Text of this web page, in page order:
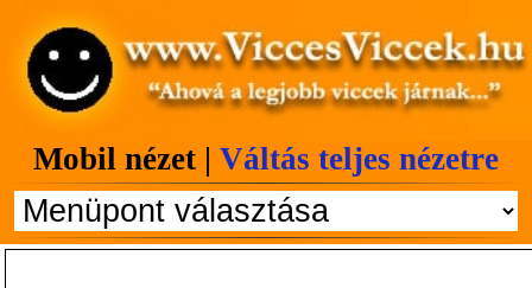
Mobil nézet | Váltás teljes nézetre